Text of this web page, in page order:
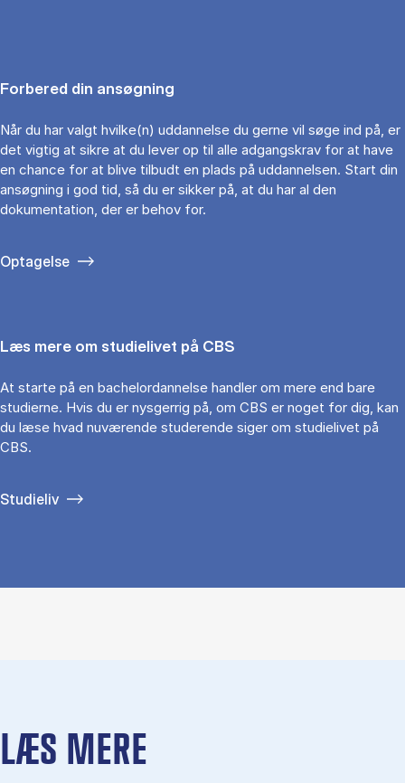
Forbered din ansøgning
Når du har valgt hvilke(n) uddannelse du gerne vil søge ind på, er
det vigtig at sikre at du lever op til alle adgangskrav for at have
en chance for at blive tilbudt en plads på uddannelsen. Start din
ansøgning i god tid, så du er sikker på, at du har al den
dokumentation, der er behov for.
Optagelse
Læs mere om studielivet på CBS
At starte på en bachelordannelse handler om mere end bare
studierne. Hvis du er nysgerrig på, om CBS er noget for dig, kan
du læse hvad nuværende studerende siger om studielivet på
CBS.
Studieliv
LÆS MERE